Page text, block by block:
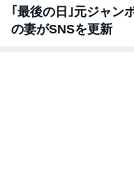
｢最後の日｣元ジャン
の妻がSNSを更新